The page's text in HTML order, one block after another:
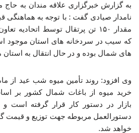
به گزارش خبرگزاری علاقه مندان به
مقدار ۱۵۰ تن پرتقال توسط
که سیب در سردخانه های استان موجود
های شمال بوده و در حال انتقال به استان
وی افزود: روند تأمین میوه شب عید از
خرید میوه از باغات شمال کشور بر
بازار در دستور کار قرار گرفته است و
دستورالعمل مربوطه جهت توزیع و قیمت
خواهد شد.